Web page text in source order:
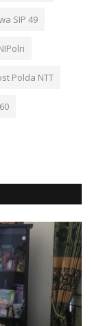
SIP 49
Polda NTT